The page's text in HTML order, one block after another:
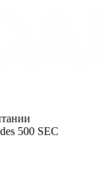
500 SEC